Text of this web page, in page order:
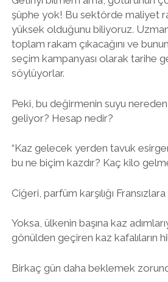
şüphe yok! Bu sektörde maliyet
yüksek olduğunu biliyoruz.
toplam rakam çıkacağını ve
seçim kampanyası olarak tarihe
söylüyorlar.
Peki, bu değirmenin suyu
geliyor? Hesap nedir?
“Kaz gelecek yerden tavuk
bu ne biçim kazdır? Kaç kilo
Ciğeri, parfüm karşılığı Fransızlara
Yoksa, ülkenin başına kaz
gönülden geçiren kaz kafalıların
Birkaç gün daha beklemek